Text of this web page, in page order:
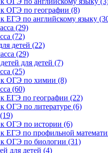
к ОГЭ по географии (8)
ЕГЭ по английскому языку
(29)
(72)
детей (22)
(29)
для детей (7)
(25)
к ОГЭ по химии (8)
(60)
ЕГЭ по географии (22)
ОГЭ по литературе (6)
к ОГЭ по истории (6)
ЕГЭ по профильной
к ОГЭ по биологии (31)
для детей (4)